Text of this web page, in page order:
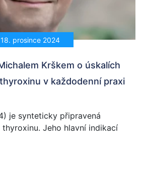
18. prosince 2024
Krškem o úskalích
v každodenní praxi
je synteticky připravená
Jeho hlavní indikací